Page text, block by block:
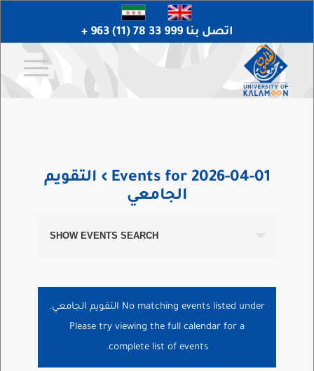
اتصل بنا 999 33 78 (11) 963 +
Events for 2026-04-01 › التقويم
الجامعي
SHOW EVENTS SEARCH
No matching events listed under التقويم الجامعي.
Please try viewing the full calendar for a
complete list of events.